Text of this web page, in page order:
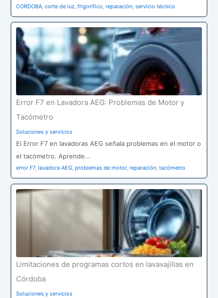
CORDOBA ,corte de luz ,frigorífico ,reparación ,servicio técnico
Error F7 en Lavadora AEG: Problemas de Motor y
Tacómetro
Soluciones y servicios
El Error F7 en lavadoras AEG señala problemas en el motor o
el tacómetro. Aprende…
error F7,lavadora AEG,problemas de motor,reparación,tacómetro
Limitaciones de programas cortos en lavavajillas en
Córdoba
Soluciones y servicios